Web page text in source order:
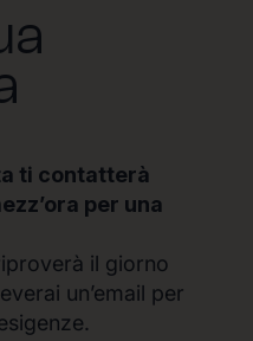
ti contatterà
per una
il giorno
un’email per